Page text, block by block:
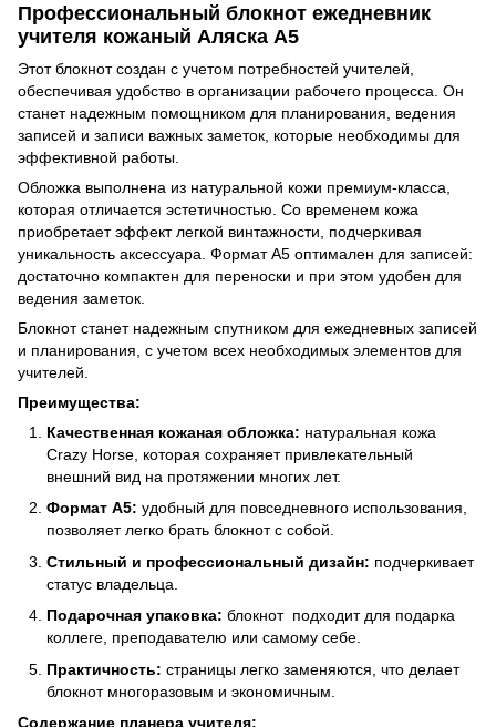
Профессиональный блокнот ежедневник
учителя кожаный Аляска А5
Этот блокнот создан с учетом потребностей учителей,
обеспечивая удобство в организации рабочего процесса. Он
станет надежным помощником для планирования, ведения
записей и записи важных заметок, которые необходимы для
эффективной работы.
Обложка выполнена из натуральной кожи премиум-класса,
которая отличается эстетичностью. Со временем кожа
приобретает эффект легкой винтажности, подчеркивая
уникальность аксессуара. Формат А5 оптимален для записей:
достаточно компактен для переноски и при этом удобен для
ведения заметок.
Блокнот станет надежным спутником для ежедневных записей
и планирования, с учетом всех необходимых элементов для
учителей.
Преимущества:
Качественная кожаная обложка: натуральная кожа
Crazy Horse, которая сохраняет привлекательный
внешний вид на протяжении многих лет.
Формат А5: удобный для повседневного использования,
позволяет легко брать блокнот с собой.
Стильный и профессиональный дизайн: подчеркивает
статус владельца.
Подарочная упаковка: блокнот подходит для подарка
коллеге, преподавателю или самому себе.
Практичность: страницы легко заменяются, что делает
блокнот многоразовым и экономичным.
Содержание планера учителя: